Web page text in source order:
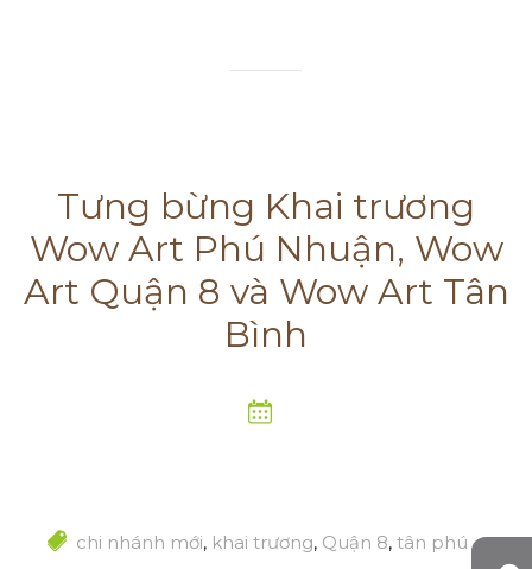
Tưng bừng Khai trương
Wow Art Phú Nhuận, Wow
Art Quận 8 và Wow Art Tân
Bình
chi nhánh mới, khai trương, Quận 8, tân phú